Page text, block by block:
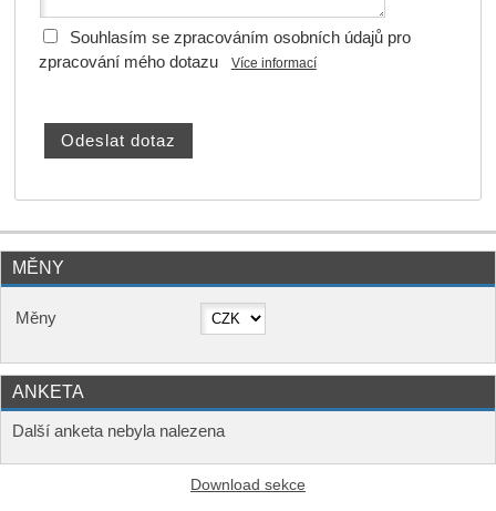
Souhlasím se zpracováním osobních údajů pro
zpracování mého dotazu
Více informací
MĚNY
Měny
ANKETA
Další anketa nebyla nalezena
Download sekce